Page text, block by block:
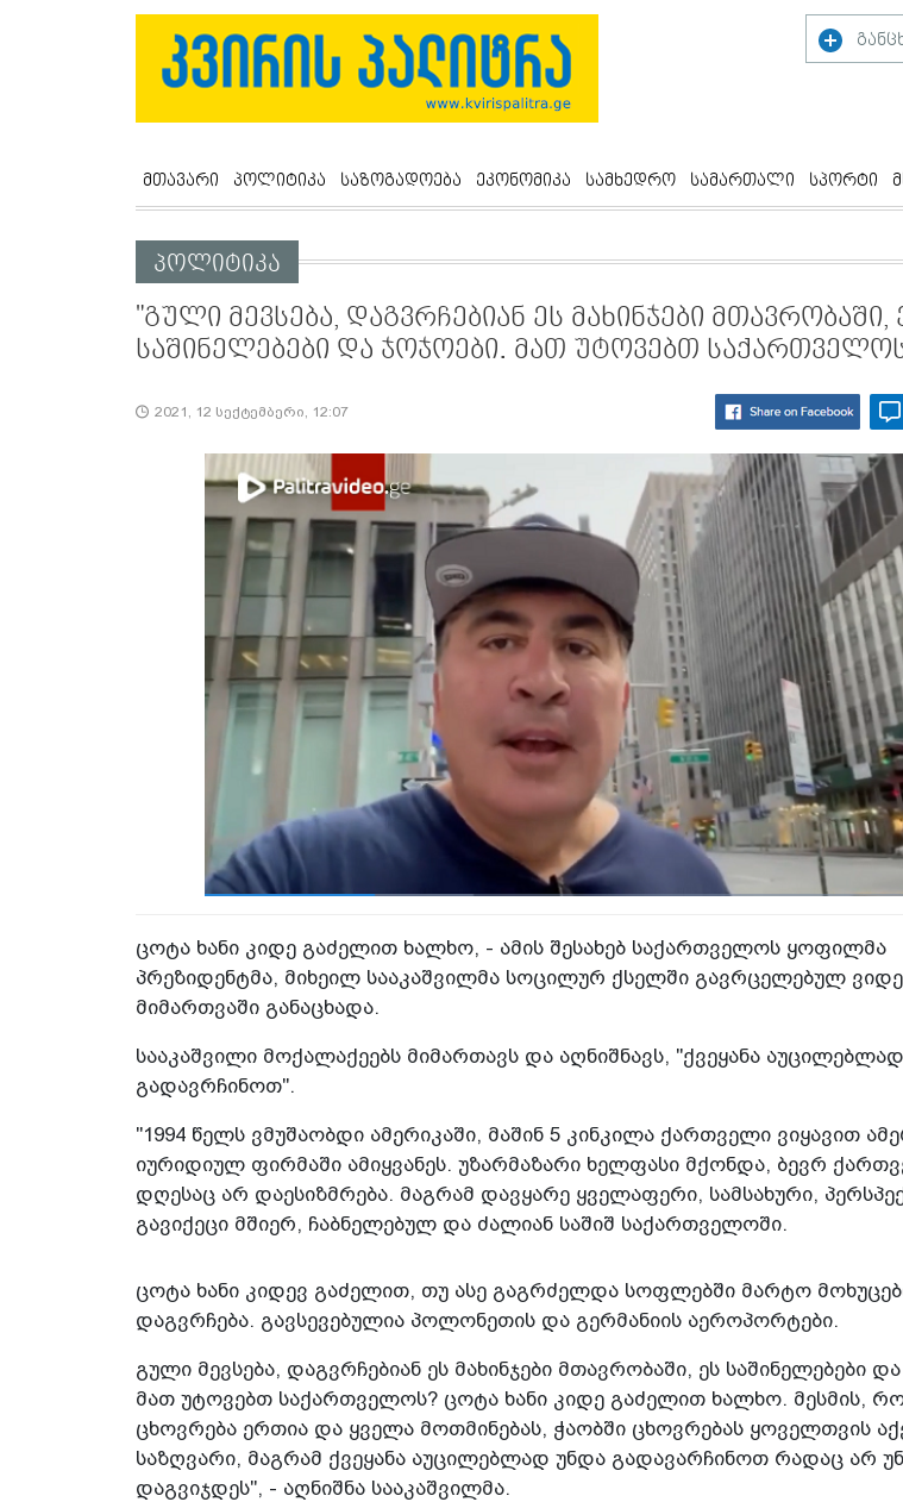
მთავარი პოლიტიკა საზოგადოება ეკონომიკა სამხედრო სამართალი სპორტი
პოლიტიკა
"გული მევსება, დაგვრჩებიან ეს მახინჯები მთავრობაში,
საშინელებები და ჯოჯოები. მათ უტოვებთ
2021, 12 სექტემბერი, 12:07
ცოტა ხანი კიდე გაძელით ხალხო, - ამის შესახებ საქართველოს ყოფილმა
პრეზიდენტმა, მიხეილ სააკაშვილმა სოცილურ ქსელში გავრცელებულ
მიმართვაში განაცხადა.
სააკაშვილი მოქალაქეებს მიმართავს და აღნიშნავს, "ქვეყანა
გადავრჩინოთ".
"1994 წელს ვმუშაობდი ამერიკაში, მაშინ 5 კინკილა ქართველი ვიყავით
იურიდიულ ფირმაში ამიყვანეს. უზარმაზარი ხელფასი მქონდა, ბევრ
დღესაც არ დაესიზმრება. მაგრამ დავყარე ყველაფერი, სამსახური,
გავიქეცი მშიერ, ჩაბნელებულ და ძალიან საშიშ საქართველოში.
ცოტა ხანი კიდევ გაძელით, თუ ასე გაგრძელდა სოფლებში მარტო
დაგვრჩება. გავსევებულია პოლონეთის და გერმანიის აეროპორტები.
გული მევსება, დაგვრჩებიან ეს მახინჯები მთავრობაში, ეს საშინელებები
მათ უტოვებთ საქართველოს? ცოტა ხანი კიდე გაძელით ხალხო. მესმის,
ცხოვრება ერთია და ყველა მოთმინებას, ჭაობში ცხოვრებას ყოველთვის
საზღვარი, მაგრამ ქვეყანა აუცილებლად უნდა გადავარჩინოთ რადაც არ
დაგვიჯდეს", - აღნიშნა სააკაშვილმა.